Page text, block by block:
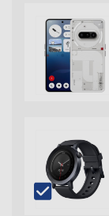
Quadri Band
Sistema
Sistema
Versione
Android 15